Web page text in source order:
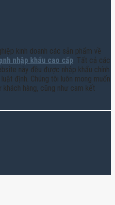
kinh doanh các sản phẩm về
nhập khẩu cao cấp. Tất cả các
này đều được nhập khẩu chính
định. Chúng tôi luôn mong muốn
hàng, cũng như cam kết